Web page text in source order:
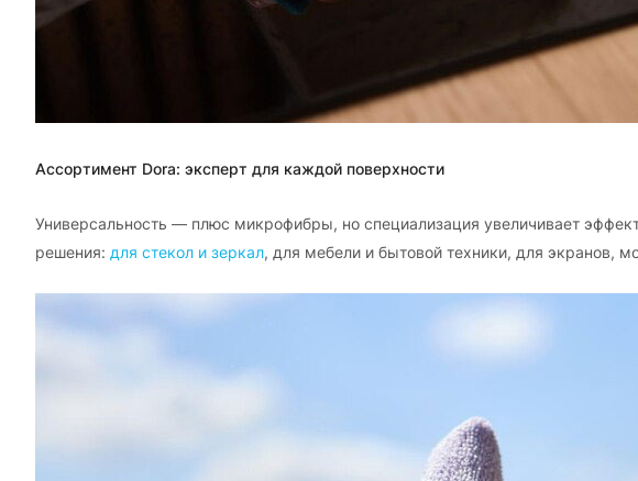
Ассортимент Dora: эксперт для каждой поверхности
Универсальность — плюс микрофибры, но специализация увеличивает
решения: для стекол и зеркал, для мебели и бытовой техники, для экранов,